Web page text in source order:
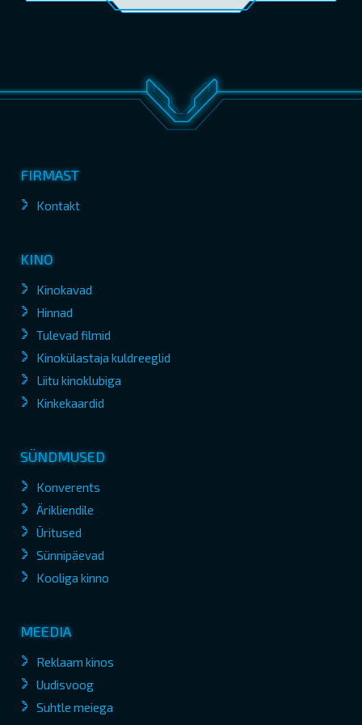
FIRMAST
Kontakt
KINO
Kinokavad
Hinnad
Tulevad filmid
Kinokülastaja kuldreeglid
Liitu kinoklubiga
Kinkekaardid
SÜNDMUSED
Konverents
Ärikliendile
Üritused
Sünnipäevad
Kooliga kinno
MEEDIA
Reklaam kinos
Uudisvoog
Suhtle meiega